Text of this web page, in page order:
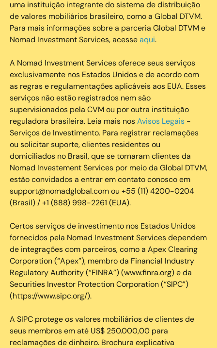
uma instituição integrante do sistema de distribuição
de valores mobiliários brasileiro, como a Global DTVM.
Para mais informações sobre a parceria Global DTVM e
Nomad Investment Services, acesseaqui.
A Nomad Investment Services oferece seus serviços
exclusivamente nos Estados Unidos e de acordo com
as regras e regulamentações aplicáveis aos EUA. Esses
serviços não estão registrados nem são
supervisionados pela CVM ou por outra instituição
reguladora brasileira. Leia mais nosAvisos Legais -
Serviços de Investimento. Para registrar reclamações
ou solicitar suporte, clientes residentes ou
domiciliados no Brasil, que se tornaram clientes da
Nomad Investement Services por meio da Global DTVM,
estão convidados a entrar em contato conosco em
support@nomadglobal.com ou +55 (11) 4200-0204
(Brasil) / +1 (888) 998-2261 (EUA).
Certos serviços de investimento nos Estados Unidos
fornecidos pela Nomad Investment Services dependem
de integrações com parceiros, como a Apex Clearing
Corporation (“Apex”), membro da Financial Industry
Regulatory Authority (“FINRA”) (www.finra.org) e da
Securities Investor Protection Corporation (“SIPC”)
(https://www.sipc.org/).
A SIPC protege os valores mobiliários de clientes de
seus membros em até US$ 250.000,00 para
reclamações de dinheiro. Brochura explicativa